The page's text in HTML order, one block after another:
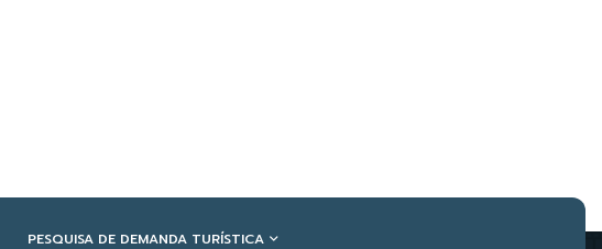
PESQUISA DE DEMANDA TURÍSTICA